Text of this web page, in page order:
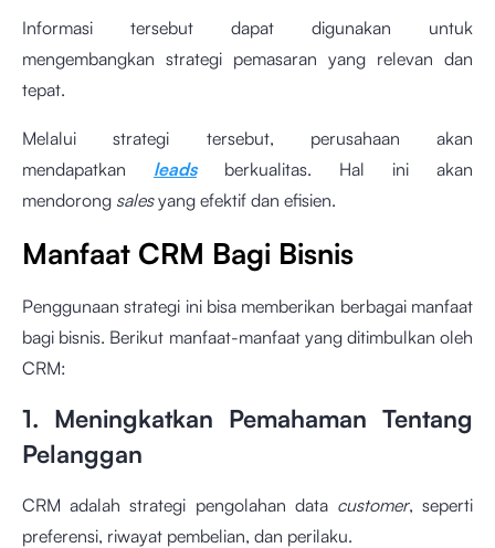
Informasi tersebut dapat digunakan untuk
mengembangkan strategi pemasaran yang relevan dan
tepat.
Melalui strategi tersebut, perusahaan akan
mendapatkan leads
berkualitas. Hal ini akan
mendorong salesyang efektif dan efisien.
Manfaat CRM Bagi Bisnis
Penggunaan strategi ini bisa memberikan berbagai manfaat
bagi bisnis. Berikut manfaat-manfaat yang ditimbulkan oleh
CRM:
1. Meningkatkan Pemahaman Tentang
Pelanggan
CRM adalah strategi pengolahan data customer, seperti
preferensi, riwayat pembelian, dan perilaku.